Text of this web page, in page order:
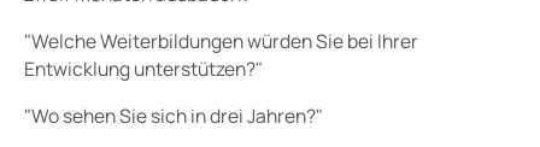
"Welche Weiterbildungen würden Sie bei Ihrer
Entwicklung unterstützen?"
"Wo sehen Sie sich in drei Jahren?"